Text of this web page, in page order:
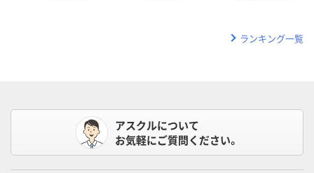
ランキング一覧
アスクルについて
お気軽にご質問ください。